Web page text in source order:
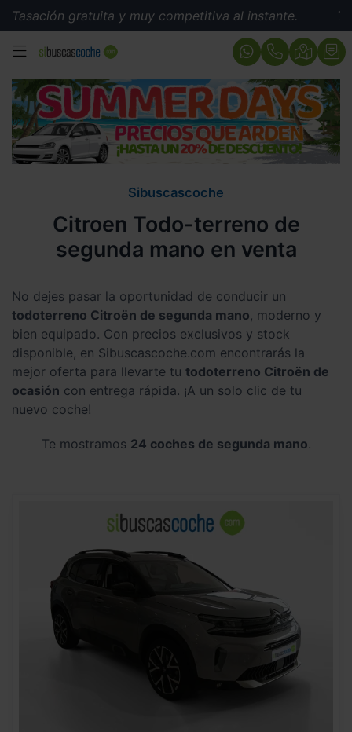
gratuita y muy competitiva al instante. Tasación
MENÚ
Sibuscascoche
Citroen Todo-terreno de
segunda mano en venta
No dejes pasar la oportunidad de conducir un
todoterreno Citroën de segunda mano, moderno y
bien equipado. Con precios exclusivos y stock
disponible, en Sibuscascoche.com encontrarás la
mejor oferta para llevarte tu todoterreno Citroën de
ocasión con entrega rápida. ¡A un solo clic de tu
nuevo coche!
Te mostramos 24 coches de segunda mano.